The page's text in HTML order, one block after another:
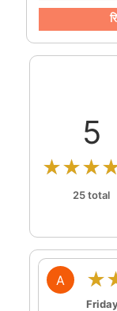
5
25 total
A